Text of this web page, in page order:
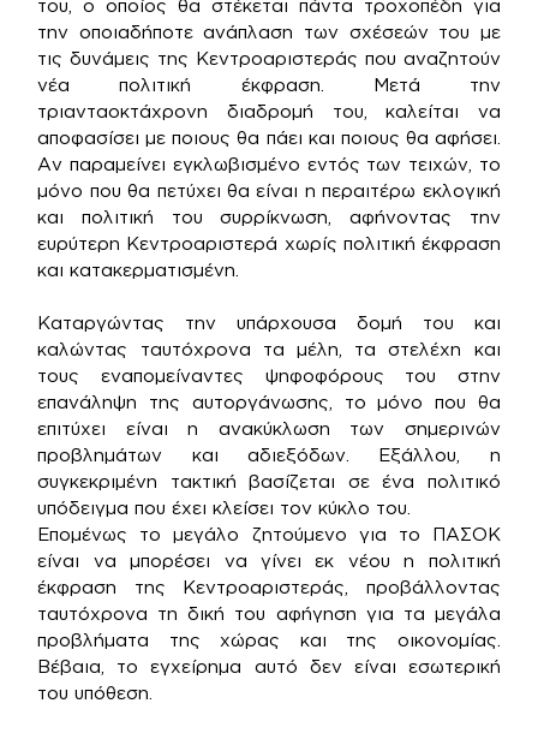
του, ο οποίος θα στέκεται πάντα τροχοπέδη για
την οποιαδήποτε ανάπλαση των σχέσεών του με
τις δυνάμεις της Κεντροαριστεράς που αναζητούν
νέα πολιτική έκφραση. Μετά την
τριανταοκτάχρονη διαδρομή του, καλείται να
αποφασίσει με ποιους θα πάει και ποιους θα αφήσει.
Αν παραμείνει εγκλωβισμένο εντός των τειχών, το
μόνο που θα πετύχει θα είναι η περαιτέρω εκλογική
και πολιτική του συρρίκνωση, αφήνοντας την
ευρύτερη Κεντροαριστερά χωρίς πολιτική έκφραση
και κατακερματισμένη.
Καταργώντας την υπάρχουσα δομή του και
καλώντας ταυτόχρονα τα μέλη, τα στελέχη και
τους εναπομείναντες ψηφοφόρους του στην
επανάληψη της αυτοργάνωσης, το μόνο που θα
επιτύχει είναι η ανακύκλωση των σημερινών
προβλημάτων και αδιεξόδων. Εξάλλου, η
συγκεκριμένη τακτική βασίζεται σε ένα πολιτικό
υπόδειγμα που έχει κλείσει τον κύκλο του.
Επομένως το μεγάλο ζητούμενο για το ΠΑΣΟΚ
είναι να μπορέσει να γίνει εκ νέου η πολιτική
έκφραση της Κεντροαριστεράς, προβάλλοντας
ταυτόχρονα τη δική του αφήγηση για τα μεγάλα
προβλήματα της χώρας και της οικονομίας.
Βέβαια, το εγχείρημα αυτό δεν είναι εσωτερική
του υπόθεση.